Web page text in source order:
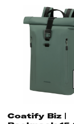
Coatify Biz |